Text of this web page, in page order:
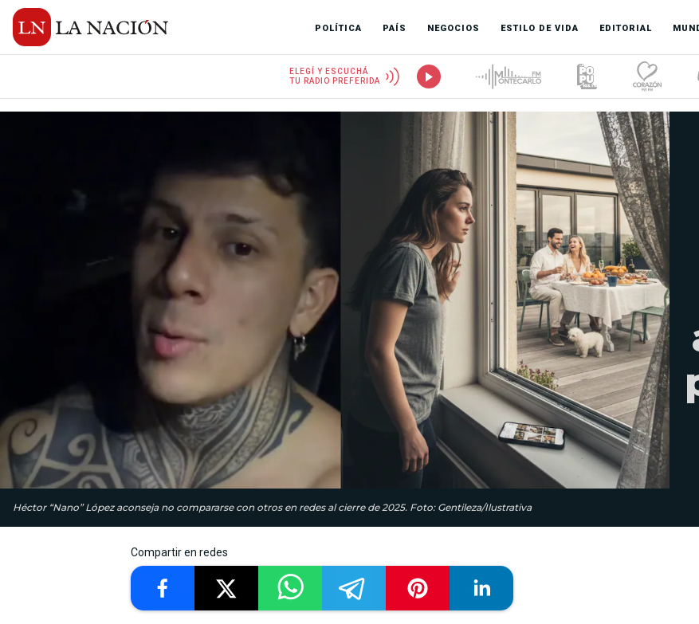
POLÍTICA PAÍS NEGOCIOS ESTILO DE VIDA EDITORIAL
ELEGÍ Y ESCUCHÁ
TU RADIO PREFERIDA
Héctor “Nano” López aconseja no compararse con otros en redes al cierre de 2025. Foto: Gentileza/Ilustrativa
Compartir en redes